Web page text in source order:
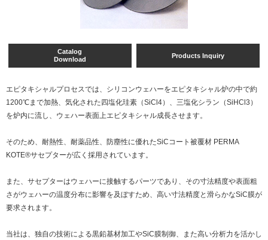
Catalog
Download
Products Inquiry
エピタキシャルプロセスでは、シリコンウェハーをエピタキシャル炉の中で約
1200℃まで加熱、気化された四塩化珪素（SiCl4）、三塩化シラン（SiHCl3）
を炉内に流し、ウェハー表面上エピタキシャル成長させます。
そのため、耐熱性、耐薬品性、防塵性に優れたSiCコート被覆材 PERMA
KOTE®サセプターが広く採用されています。
また、サセプターはウェハーに接触するパーツであり、その寸法精度や表面粗
さがウェハーの温度分布に影響を及ぼすため、高い寸法精度と滑らかなSiC膜が
要求されます。
当社は、独自の技術による黒鉛基材加工やSiC膜制御、また高い分析力を活かし